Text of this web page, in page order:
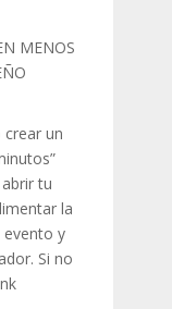
crear un
tu
la
evento y
Si no